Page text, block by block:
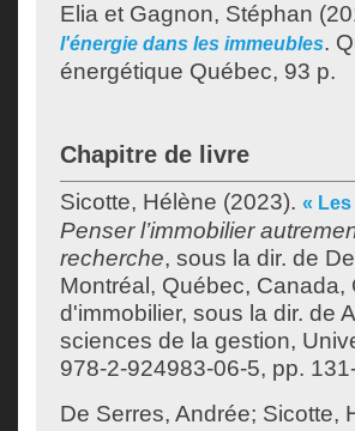
Elia et Gagnon, Stéphan
l'énergie dans les immeubles.
énergétique Québec, 93 p.
Chapitre de livre
Sicotte, Hélène (2023). «
Penser l’immobilier
recherche, sous la dir. de
Montréal, Québec,
d'immobilier, sous la dir. de
sciences de la gestion,
978-2-924983-06-5, pp.
De Serres, Andrée; Sicotte,